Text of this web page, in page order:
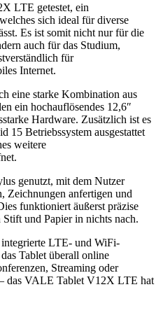
LTE getestet, ein
sich ideal für diverse
Es ist somit nicht nur für die
auch für das Studium,
für
Internet.
eine starke Kombination aus
ein hochauflösendes 12,6″
Hardware. Zusätzlich ist es
15 Betriebssystem ausgestattet
weitere
genutzt, mit dem Nutzer
Zeichnungen anfertigen und
funktioniert äußerst präzise
und Papier in nichts nach.
integrierte LTE- und WiFi-
Tablet überall online
Streaming oder
das VALE Tablet V12X LTE hat